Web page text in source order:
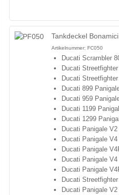
Tankdeckel
Artikelnummer: FC050
Ducati Scrambler
Ducati
Ducati
Ducati 899
Ducati 959
Ducati 1199
Ducati 1299
Ducati Panigale
Ducati Panigale
Ducati Panigale
Ducati Panigale
Ducati Panigale
Ducati
Ducati Panigale